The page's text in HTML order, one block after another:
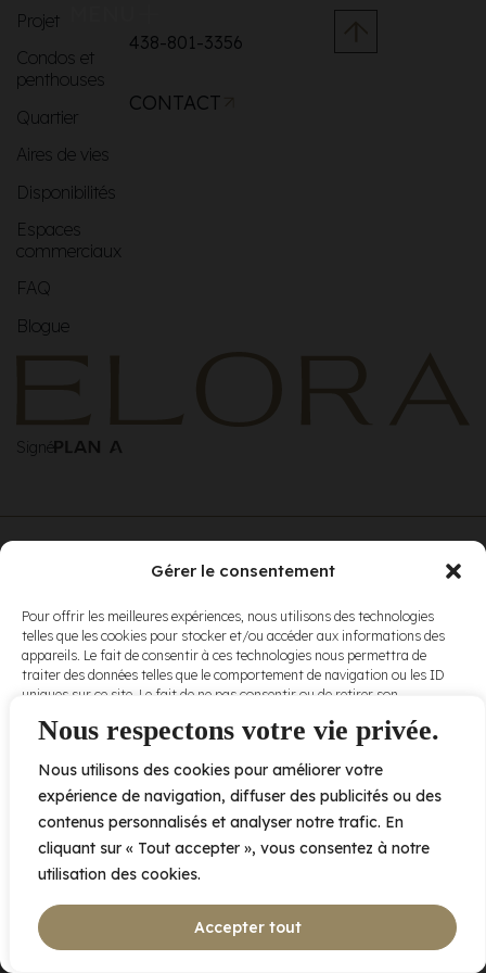
Nous respectons votre vie privée.
Nous utilisons des cookies pour améliorer votre
expérience de navigation, diffuser des publicités ou des
contenus personnalisés et analyser notre trafic. En
cliquant sur « Tout accepter », vous consentez à notre
utilisation des cookies.
Accepter tout
Gérer le consentement
Pour offrir les meilleures expériences, nous utilisons des technologies
telles que les cookies pour stocker et/ou accéder aux informations des
appareils. Le fait de consentir à ces technologies nous permettra de
traiter des données telles que le comportement de navigation ou les ID
uniques sur ce site. Le fait de ne pas consentir ou de retirer son
et fonctions.
Accepter
Refuser
Projet
Condos et
penthouses
Quartier
Aires de vies
Disponibilités
Espaces
commerciaux
FAQ
Blogue
438-801-3356
CONTACT
Signé
conditions
d’utilisationet
nospolitiques
de
confidentialité .
2005 av. de Bois-de-Boulogne, Laval QC H7N 0J7